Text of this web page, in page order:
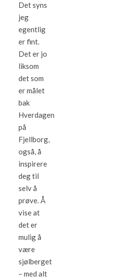
Det syns
jeg
egentlig
er fint.
Det er jo
liksom
det som
er målet
bak
Hverdagen
på
Fjellborg,
også, å
inspirere
deg til
selv å
prøve. Å
vise at
det er
mulig å
være
sjølberget
– med alt